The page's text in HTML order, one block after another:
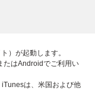
）が起動します。
たはAndroidでご利用い
は、米国および他